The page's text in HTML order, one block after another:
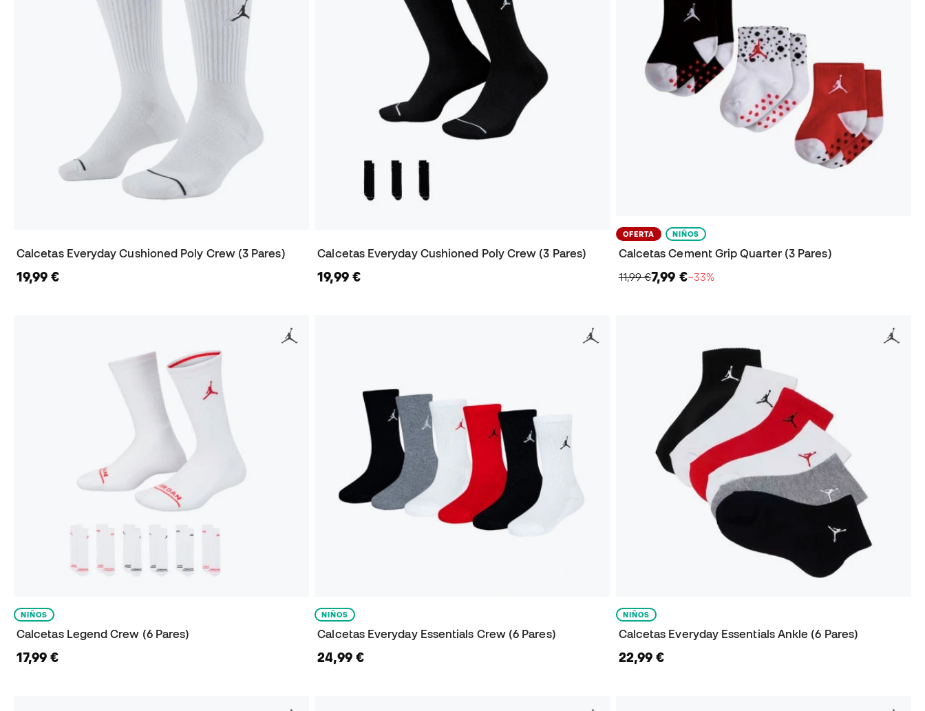
Calcetas Everyday Cushioned Poly Crew (3 Pares)
19,99 €
Calcetas Everyday Cushioned Poly Crew (3 Pares)
19,99 €
OFERTA NIÑOS
Calcetas Cement Grip Quarter (3 Pares)
11,99 €7,99 €−33%
NIÑOS
Calcetas Legend Crew (6 Pares)
17,99 €
NIÑOS
Calcetas Everyday Essentials Crew (6 Pares)
24,99 €
NIÑOS
Calcetas Everyday Essentials Ankle (6 Pares)
22,99 €